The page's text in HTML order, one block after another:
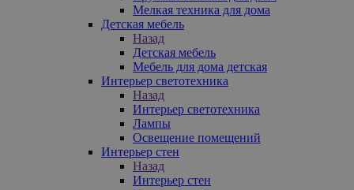
Мелкая техника для дома
Детская мебель
Назад
Детская мебель
Мебель для дома детская
Интерьер светотехника
Назад
Интерьер светотехника
Лампы
Освещение помещений
Интерьер стен
Назад
Интерьер стен